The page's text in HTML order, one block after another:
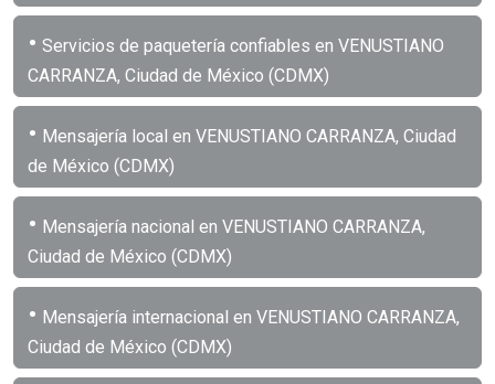
• Servicios de paquetería confiables en VENUSTIANO
CARRANZA, Ciudad de México (CDMX)
• Mensajería local en VENUSTIANO CARRANZA, Ciudad
de México (CDMX)
• Mensajería nacional en VENUSTIANO CARRANZA,
Ciudad de México (CDMX)
• Mensajería internacional en VENUSTIANO CARRANZA,
Ciudad de México (CDMX)